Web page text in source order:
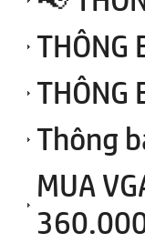
THÔNG
THÔNG
Thông
MUA